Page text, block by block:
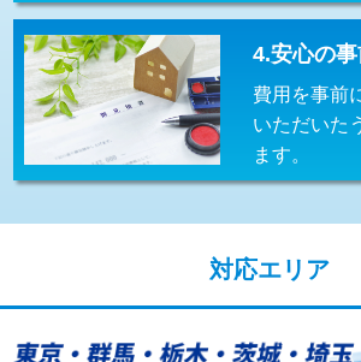
給水管工事※（バンド止め)
給水管工事※（支持金具設置)
給水管工事※（保温材使用（バンド止
用/3ｍまで)
4.安心の
費用を事前
いただいた
ます。
対応エリア